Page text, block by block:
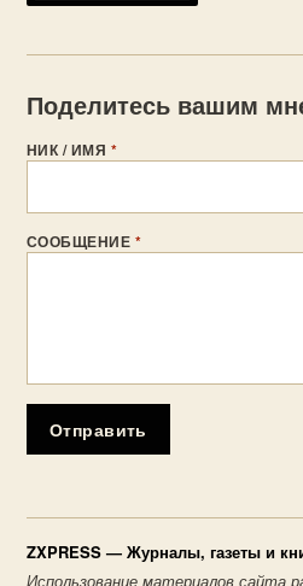
Поделитесь вашим
НИК / ИМЯ *
СООБЩЕНИЕ *
Отправить
ZXPRESS — Журналы, газеты и
Использование материалов сайта